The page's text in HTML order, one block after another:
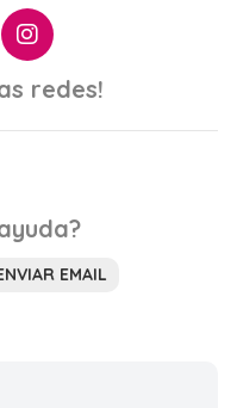
redes!
EMAIL